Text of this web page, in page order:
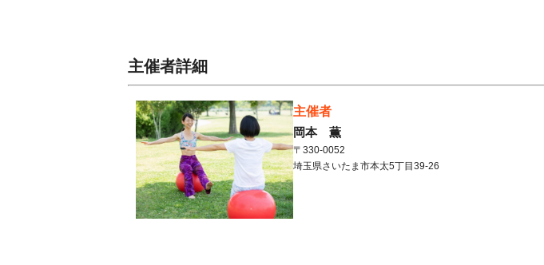
主催者詳細
主催者
岡本 薫
〒330-0052
埼玉県さいたま市本太5丁目39-26